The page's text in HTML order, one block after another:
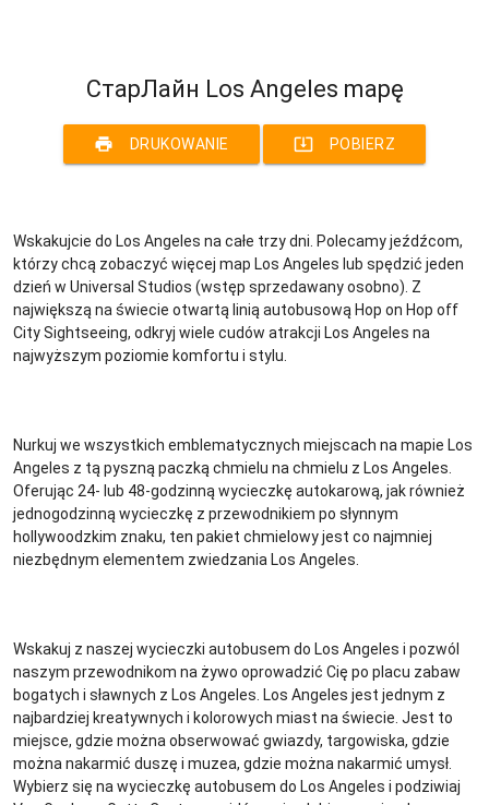
СтарЛайн Los Angeles mapę
print DRUKOWANIE system_update_alt POBIERZ
Wskakujcie do Los Angeles na całe trzy dni. Polecamy jeźdźcom,
którzy chcą zobaczyć więcej map Los Angeles lub spędzić jeden
dzień w Universal Studios (wstęp sprzedawany osobno). Z
największą na świecie otwartą linią autobusową Hop on Hop off
City Sightseeing, odkryj wiele cudów atrakcji Los Angeles na
najwyższym poziomie komfortu i stylu.
Nurkuj we wszystkich emblematycznych miejscach na mapie Los
Angeles z tą pyszną paczką chmielu na chmielu z Los Angeles.
Oferując 24- lub 48-godzinną wycieczkę autokarową, jak również
jednogodzinną wycieczkę z przewodnikiem po słynnym
hollywoodzkim znaku, ten pakiet chmielowy jest co najmniej
niezbędnym elementem zwiedzania Los Angeles.
Wskakuj z naszej wycieczki autobusem do Los Angeles i pozwól
naszym przewodnikom na żywo oprowadzić Cię po placu zabaw
bogatych i sławnych z Los Angeles. Los Angeles jest jednym z
najbardziej kreatywnych i kolorowych miast na świecie. Jest to
miejsce, gdzie można obserwować gwiazdy, targowiska, gdzie
można nakarmić duszę i muzea, gdzie można nakarmić umysł.
Wybierz się na wycieczkę autobusem do Los Angeles i podziwiaj